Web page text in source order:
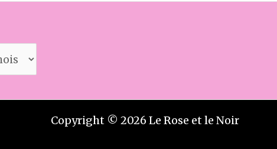
Copyright © 2026 Le Rose et le Noir